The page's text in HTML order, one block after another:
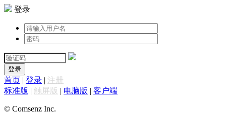
登录
登录
首页 | 登录 | 注册
标准版 | 触屏版 | 电脑版 | 客户端
© Comsenz Inc.